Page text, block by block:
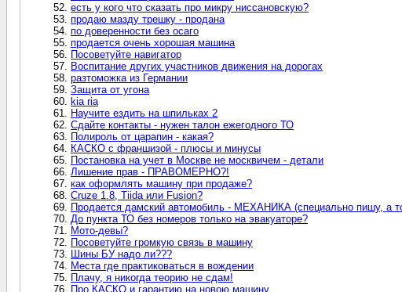
есть у кого что сказать про микру ниссановскую?
продаю мазду трешку - продана
по доверенности без осаго
продается очень хорошая машина
Посоветуйте навигатор
Воспитание других участников движения на дорогах
разтоможка из Германии
Защита от угона
kia ria
Научите ездить на шпильках 2
Сдайте контакты - нужен талон ежегодного ТО
Полироль от царапин - какая?
КАСКО с франшизой - плюсы и минусы
Постановка на учет в Москве не москвичем - детали
Лишение прав - ПРАВОМЕРНО?!
как оформлять машину при продаже?
Cruze 1.8, Tiida или Fusion?
Продается дамский автомобиль - МЕХАНИКА (специально пишу, а
До пункта ТО без номеров только на эвакуаторе?
Мото-девы?
Посоветуйте громкую связь в машину
Шины БУ надо ли???
Места где практиковаться в вождении
Плачу, я никогда теорию не сдам!
Про КАСКО и гарантию на новою машину